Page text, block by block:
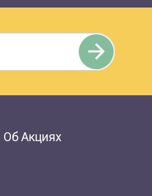
Об Акциях